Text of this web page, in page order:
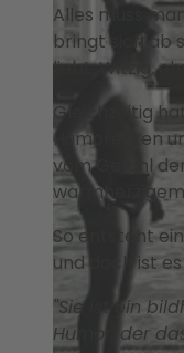
Alles muss
bringt sich ab
liebt: Witzig,
Gleichzeitig
Humoresken
vom Gefühl
So entsteht
und doch ist
"Sie ist ein
Humor, der